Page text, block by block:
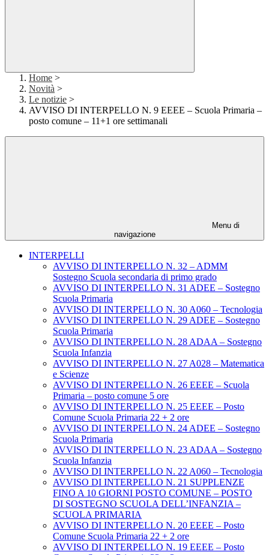
Home >
Novità >
Le notizie >
AVVISO DI INTERPELLO N. 9 EEEE – Scuola Primaria –
posto comune – 11+1 ore settimanali
Menu di
navigazione
INTERPELLI
AVVISO DI INTERPELLO N. 32 – ADMM
Sostegno Scuola secondaria di primo grado
AVVISO DI INTERPELLO N. 31 ADEE – Sostegno
Scuola Primaria
AVVISO DI INTERPELLO N. 30 A060 – Tecnologia
AVVISO DI INTERPELLO N. 29 ADEE – Sostegno
Scuola Primaria
AVVISO DI INTERPELLO N. 28 ADAA – Sostegno
Scuola Infanzia
AVVISO DI INTERPELLO N. 27 A028 – Matematica
e Scienze
AVVISO DI INTERPELLO N. 26 EEEE – Scuola
Primaria – posto comune 5 ore
AVVISO DI INTERPELLO N. 25 EEEE – Posto
Comune Scuola Primaria 22 + 2 ore
AVVISO DI INTERPELLO N. 24 ADEE – Sostegno
Scuola Primaria
AVVISO DI INTERPELLO N. 23 ADAA – Sostegno
Scuola Infanzia
AVVISO DI INTERPELLO N. 22 A060 – Tecnologia
AVVISO DI INTERPELLO N. 21 SUPPLENZE
FINO A 10 GIORNI POSTO COMUNE – POSTO
DI SOSTEGNO SCUOLA DELL’INFANZIA –
SCUOLA PRIMARIA
AVVISO DI INTERPELLO N. 20 EEEE – Posto
Comune Scuola Primaria 22 + 2 ore
AVVISO DI INTERPELLO N. 19 EEEE – Posto